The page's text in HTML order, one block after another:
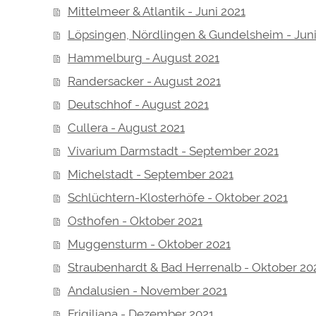
Mittelmeer & Atlantik - Juni 2021
Löpsingen, Nördlingen & Gundelsheim -
Hammelburg - August 2021
Randersacker - August 2021
Deutschhof - August 2021
Cullera - August 2021
Vivarium Darmstadt - September 2021
Michelstadt - September 2021
Schlüchtern-Klosterhöfe - Oktober 2021
Osthofen - Oktober 2021
Muggensturm - Oktober 2021
Straubenhardt & Bad Herrenalb - Oktober
Andalusien - November 2021